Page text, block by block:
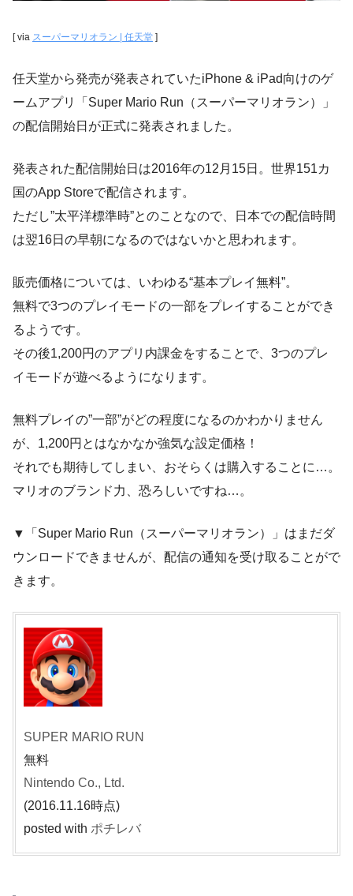
[ via スーパーマリオラン | 任天堂 ]
任天堂から発売が発表されていたiPhone & iPad向けのゲ
ームアプリ「Super Mario Run（スーパーマリオラン）」
の配信開始日が正式に発表されました。
発表された配信開始日は2016年の12月15日 。世界151カ
国のApp Storeで配信されます。
ただし”太平洋標準時”とのことなので、日本での配信時間
は翌16日の早朝になるのではないかと思われます。
販売価格については、いわゆる“基本プレイ無料”。
無料で3つのプレイモードの一部をプレイすることができ
るようです。
その後1,200円のアプリ内課金をすることで、3つのプレ
イモードが遊べるようになります。
無料プレイの”一部”がどの程度になるのかわかりません
が、1,200円とはなかなか強気な設定価格！
それでも期待してしまい、おそらくは購入することに…。
マリオのブランド力、恐ろしいですね…。
▼「Super Mario Run（スーパーマリオラン）」はまだダ
ウンロードできませんが、配信の通知を受け取ることがで
きます。
SUPER MARIO RUN
無料
Nintendo Co., Ltd.
(2016.11.16時点)
posted with ポチレバ